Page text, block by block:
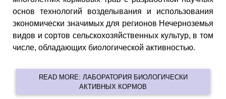
основ технологий возделывания и использования
экономически значимых для регионов Нечерноземья
видов и сортов сельскохозяйственных культур, в том
числе, обладающих биологической активностью.
READ MORE: ЛАБОРАТОРИЯ БИОЛОГИЧЕСКИ
АКТИВНЫХ КОРМОВ